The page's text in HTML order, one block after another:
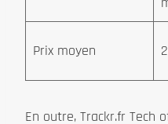
Prix moyen
En outre, Trackr.fr Tech